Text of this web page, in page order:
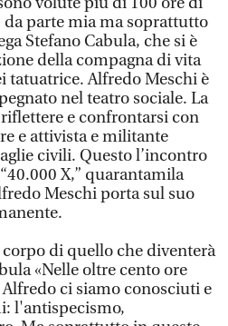
da parte mia ma soprattutto
Stefano Cabula, che si è
della compagna di vita
tatuatrice. Alfredo Meschi è
nel teatro sociale. La
e confrontarsi con
e attivista e militante
civili. Questo l’incontro
X,” quarantamila
Meschi porta sul suo
di quello che diventerà
«Nelle oltre cento ore
ci siamo conosciuti e
l'antispecismo,